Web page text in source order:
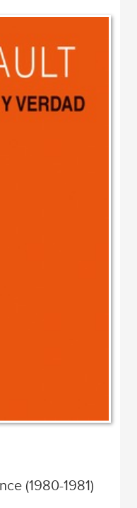
(1980-1981)